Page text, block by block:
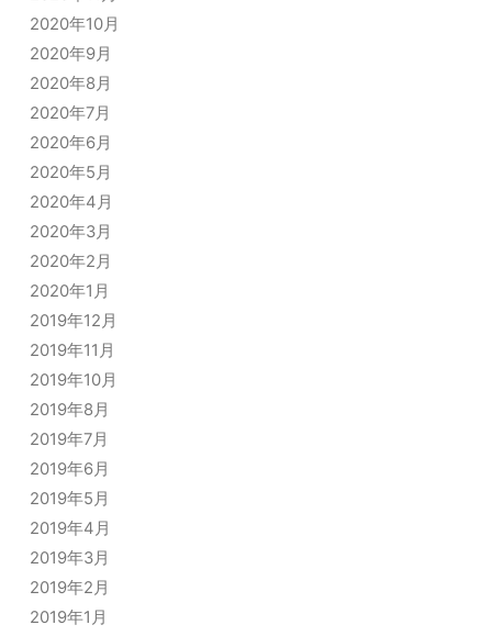
2020年10月
2020年9月
2020年8月
2020年7月
2020年6月
2020年5月
2020年4月
2020年3月
2020年2月
2020年1月
2019年12月
2019年11月
2019年10月
2019年8月
2019年7月
2019年6月
2019年5月
2019年4月
2019年3月
2019年2月
2019年1月